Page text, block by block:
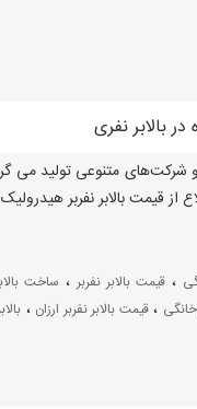
بالابر نفری
از قیمت بالابر نفربر
،قیمت بالابر نفربر، ساخت
،قیمت بالابر نفربر ارزان ،